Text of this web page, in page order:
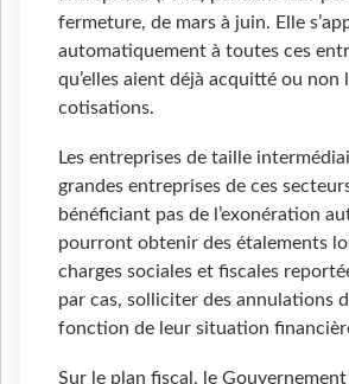
fermeture, de mars à juin. Elle
automatiquement à toutes ces
qu’elles aient déjà acquitté ou non
cotisations.
Les entreprises de taille
grandes entreprises de ces
bénéficiant pas de l’exonération
pourront obtenir des étalements
charges sociales et fiscales
par cas, solliciter des annulations
fonction de leur situation
Sur le plan fiscal, le Gouvernement